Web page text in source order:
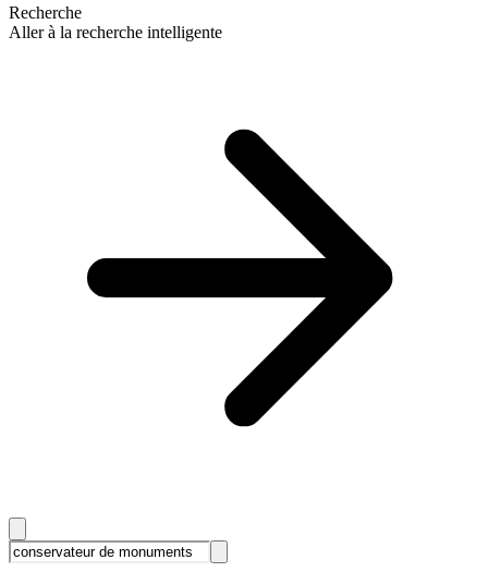
Recherche
Aller à la recherche intelligente